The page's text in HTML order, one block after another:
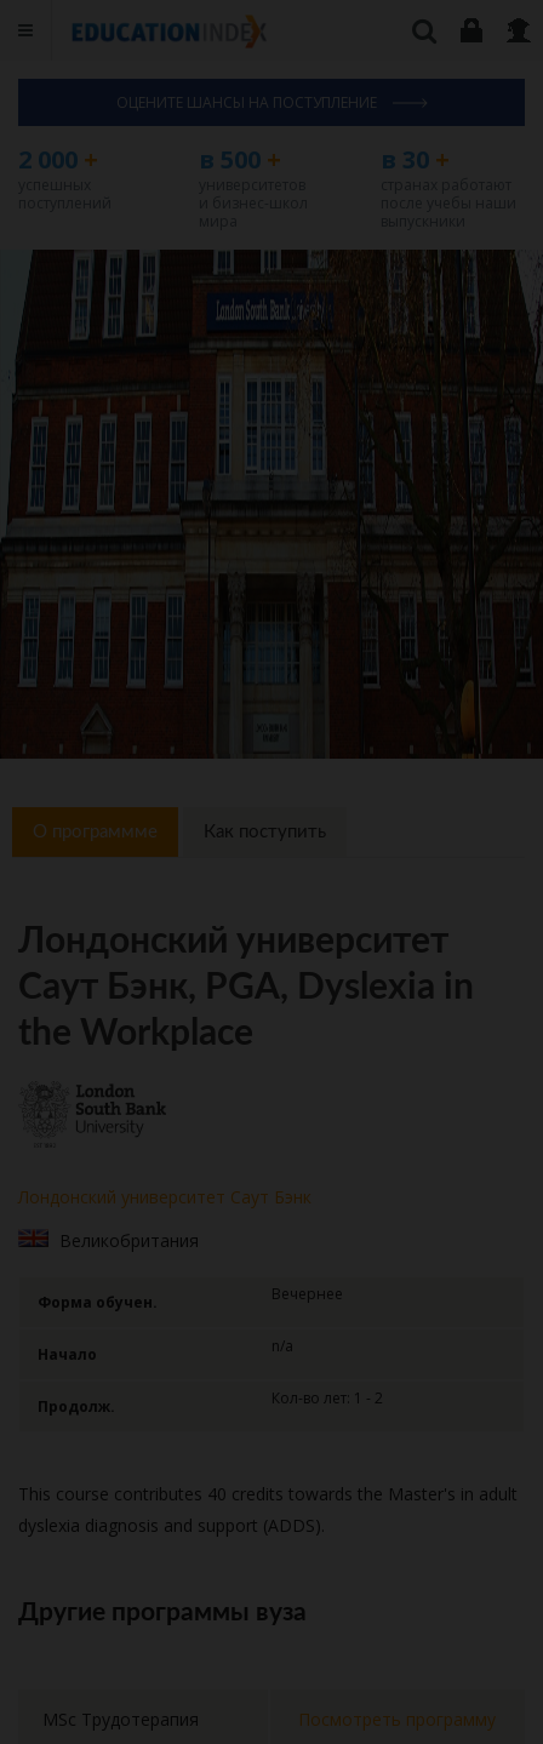
ОЦЕНИТЕ ШАНСЫ НА ПОСТУПЛЕНИЕ
2 000 + в 500 + в 30+
О программме Как поступить
Лондонский университет
Саут Бэнк, PGA, Dyslexia in
the Workplace
Лондонский университет Саут Бэнк
Великобритания
Форма обучен. Вечернее
Начало n/a
Продолж. Кол-во лет: 1 - 2
This course contributes 40 credits towards the Master's in adult
dyslexia diagnosis and support (ADDS).
Другие программы вуза
MSc Трудотерапия Посмотреть программу